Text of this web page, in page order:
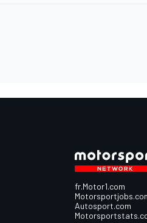
fr.Motor1.com
Autosport.com